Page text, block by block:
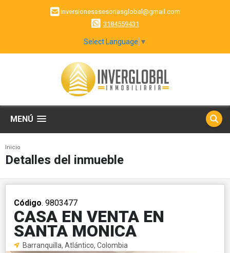
inversionesasesoriasglobal@gmail.com
3184559431
Select Language ▼
MENÚ
Inicio
Detalles del inmueble
Código. 9803477
CASA EN VENTA EN
SANTA MONICA
Barranquilla, Atlántico, Colombia